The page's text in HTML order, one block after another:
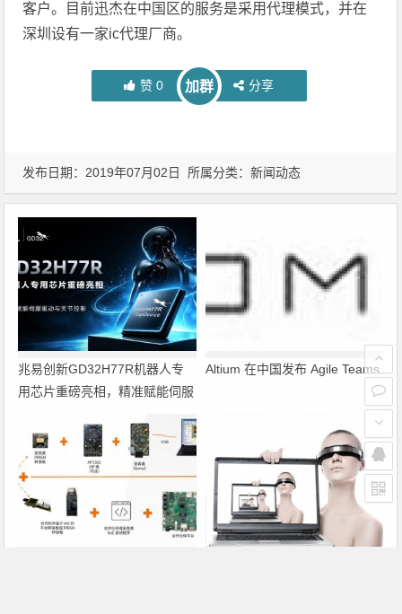
客户。目前迅杰在中国区的服务是采用代理模式，并在
深圳设有一家ic代理厂商。
赞 0 加群 分享
发布日期：2019年07月02日 所属分类：新闻动态
兆易创新GD32H77R机器人专
用芯片重磅亮相，精准赋能伺服
Altium 在中国发布 Agile Teams